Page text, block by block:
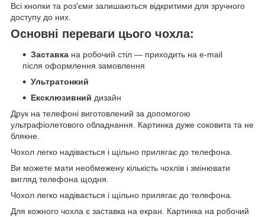
Всі кнопки та роз'єми залишаються відкритими для зручного
доступу до них.
Основні переваги цього чохла:
Заставка на робочий стіл — приходить на e-mail
після оформлення замовлення
Ультратонкий
Ексклюзивний дизайн
Друк на телефоні виготовлений за допомогою
ультрафіолетового обладнання. Картинка дуже соковита та не
блякне.
Чохол легко надівається і щільно прилягає до телефона.
Ви можете мати необмежену кількість чохлів і змінювати
вигляд телефона щодня.
Чохол легко надівається і щільно прилягає до телефона.
Для кожного чохла є заставка на екран. Картинка на робочий